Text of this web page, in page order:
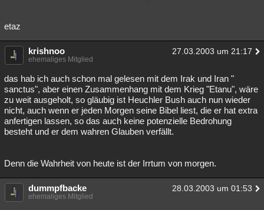
etaz
krishnoo 27.03.2003 um 21:17
ehemaliges Mitglied
das hab ich auch schon mal gelesen mit dem Irak und Iran "
sanctus", aber einen Zusammenhang mit dem Krieg "Etanu", wäre
zu weit ausgeholt, so gläubig ist Heuchler Bush auch nun wieder
nicht, auch wenn er jeden Morgen seine Bibel liest, die er hat extra
anfertigen lassen, so das auch keine potenzielle Bedrohung
besteht und er dem wahren Glauben verfällt.
Denn die Wahrheit von heute ist der Irrtum von morgen.
dummpfbacke 28.03.2003 um 01:53
ehemaliges Mitglied